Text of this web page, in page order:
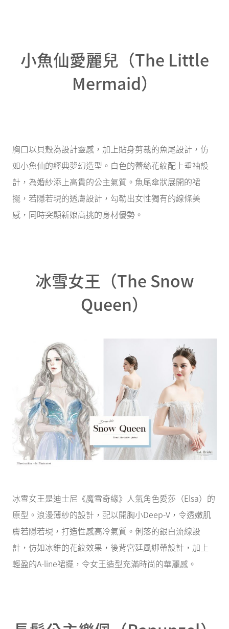
小魚仙愛麗兒（The Little
Mermaid）
胸口以貝殼為設計靈感，加上貼身剪裁的魚尾設計，仿
如小魚仙的經典夢幻造型。白色的蕾絲花紋配上垂袖設
計，為婚紗添上高貴的公主氣質。魚尾傘狀展開的裙
擺，若隱若現的透膚設計，勾勒出女性獨有的線條美
感，同時突顯新娘高挑的身材優勢。
冰雪女王（The Snow
Queen）
冰雪女王是迪士尼《魔雪奇緣》人氣角色愛莎（Elsa）的
原型。浪漫薄紗的設計，配以開胸小Deep-V，令透嫩肌
膚若隱若現，打造性感高冷氣質。俐落的銀白流線設
計，仿如冰錐的花紋效果，後背宮廷風綁帶設計，加上
輕盈的A-line裙擺，令女王造型充滿時尚的華麗感。